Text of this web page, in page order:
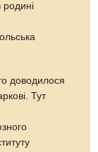
родині
доводилося
Тут